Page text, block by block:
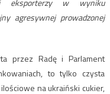
eksporterzy w wyniku
agresywnej prowadzonej
przez Radę i Parlament
to tylko czysta
na ukraiński cukier,